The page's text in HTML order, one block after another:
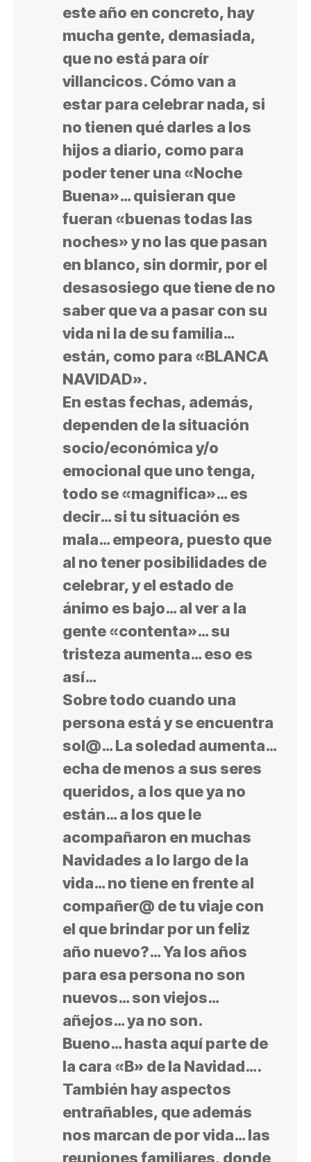
este año en concreto, hay
mucha gente, demasiada,
que no está para oír
villancicos. Cómo van a
estar para celebrar nada, si
no tienen qué darles a los
hijos a diario, como para
poder tener una «Noche
Buena»… quisieran que
fueran «buenas todas las
noches» y no las que pasan
en blanco, sin dormir, por el
desasosiego que tiene de no
saber que va a pasar con su
vida ni la de su familia…
están, como para «BLANCA
NAVIDAD».
En estas fechas, además,
dependen de la situación
socio/económica y/o
emocional que uno tenga,
todo se «magnifica»… es
decir… si tu situación es
mala… empeora, puesto que
al no tener posibilidades de
celebrar, y el estado de
ánimo es bajo… al ver a la
gente «contenta»… su
tristeza aumenta… eso es
así…
Sobre todo cuando una
persona está y se encuentra
sol@… La soledad aumenta…
echa de menos a sus seres
queridos, a los que ya no
están… a los que le
acompañaron en muchas
Navidades a lo largo de la
vida… no tiene en frente al
compañer@ de tu viaje con
el que brindar por un feliz
año nuevo?… Ya los años
para esa persona no son
nuevos… son viejos…
añejos… ya no son.
Bueno… hasta aquí parte de
la cara «B» de la Navidad….
También hay aspectos
entrañables, que además
nos marcan de por vida… las
reuniones familiares, donde